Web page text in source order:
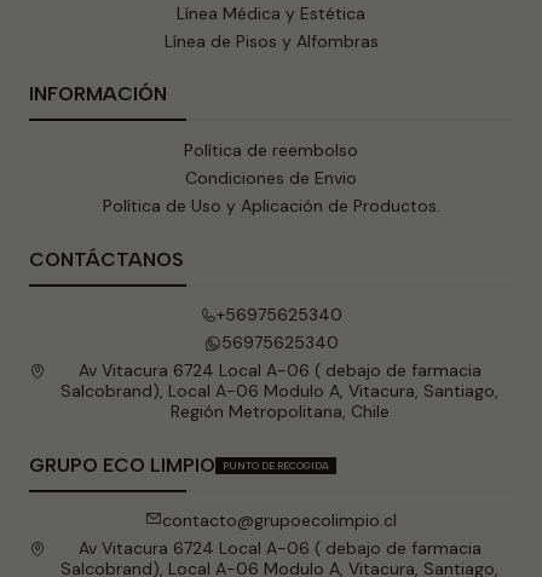
Línea Médica y Estética
Línea de Pisos y Alfombras
INFORMACIÓN
Política de reembolso
Condiciones de Envio
Política de Uso y Aplicación de Productos.
CONTÁCTANOS
+56975625340
56975625340
Av Vitacura 6724 Local A-06 ( debajo de farmacia
Salcobrand), Local A-06 Modulo A, Vitacura, Santiago,
Región Metropolitana, Chile
GRUPO ECO LIMPIO PUNTO DE RECOGIDA
contacto@grupoecolimpio.cl
Av Vitacura 6724 Local A-06 ( debajo de farmacia
Salcobrand), Local A-06 Modulo A, Vitacura, Santiago,